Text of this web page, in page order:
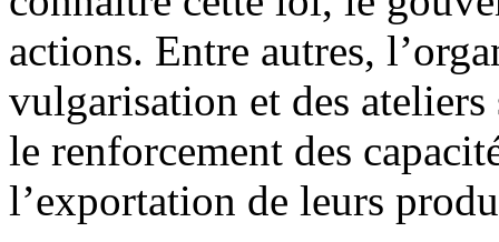
actions. Entre autres,
vulgarisation et des
le renforcement des
l’exportation de leurs